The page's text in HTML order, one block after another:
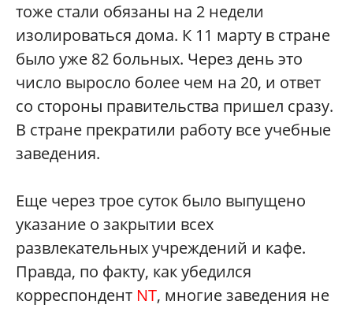
тоже стали обязаны на 2 недели
изолироваться дома. К 11 марту в стране
было уже 82 больных. Через день это
число выросло более чем на 20, и ответ
со стороны правительства пришел сразу.
В стране прекратили работу все учебные
заведения.
Еще через трое суток было выпущено
указание о закрытии всех
развлекательных учреждений и кафе.
Правда, по факту, как убедился
корреспондент NT, многие заведения не